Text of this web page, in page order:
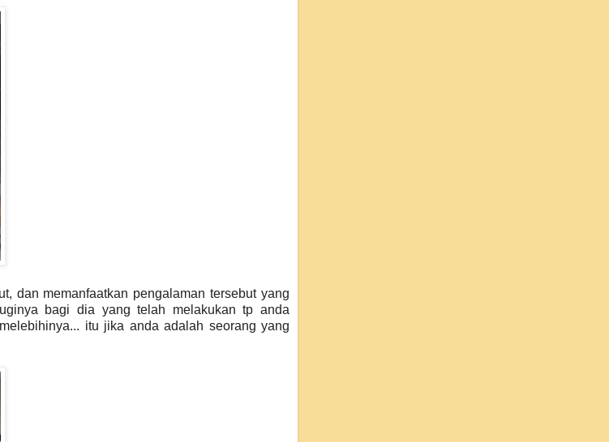
dan memanfaatkan pengalaman tersebut yang
bagi dia yang telah melakukan tp anda
itu jika anda adalah seorang yang